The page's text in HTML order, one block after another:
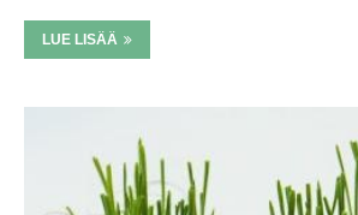
LUE LISÄÄ